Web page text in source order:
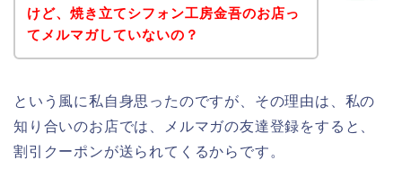
けど、焼き立てシフォン工房金吾のお店っ
てメルマガしていないの？
という風に私自身思ったのですが、その理由は、私の
知り合いのお店では、メルマガの友達登録をすると、
割引クーポンが送られてくるからです。